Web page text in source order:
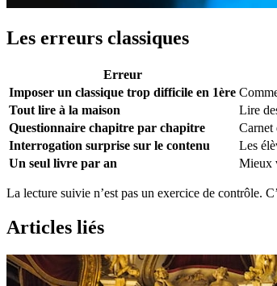
Les erreurs classiques
Erreur
Imposer un classique trop difficile en 1ère
Tout lire à la maison
Lire
Questionnaire chapitre par chapitre
Carnet
Interrogation surprise sur le contenu
Les
Un seul livre par an
Mieux
La lecture suivie n’est pas un exercice de contrôle.
Articles liés